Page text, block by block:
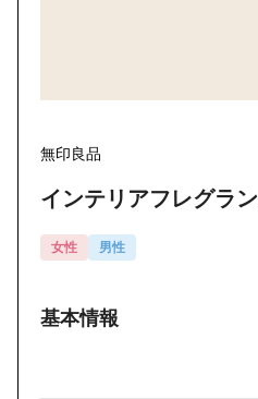
無印良品
インテリアフレグラ
女性 男性
基本情報